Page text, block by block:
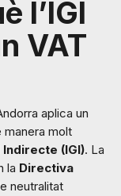
l’IGI
VAT
aplica un
molt
(IGI). La
la Directiva
neutralitat